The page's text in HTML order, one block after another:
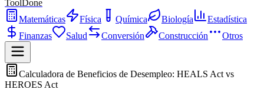
ToolDone
Matemáticas
Física Química Biología
Estadística
Finanzas
Salud Conversión Construcción Otros
Calculadora de Beneficios de Desempleo: HEALS Act vs
HEROES Act